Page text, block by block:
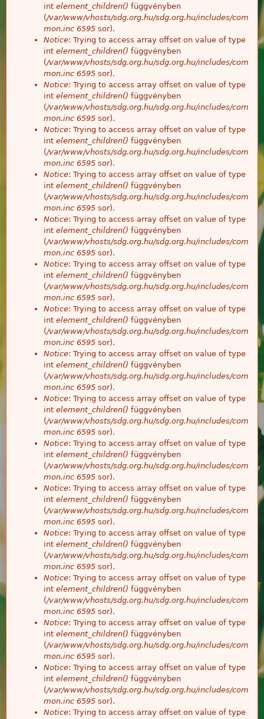
int element_children() függvényben
(/var/www/vhosts/sdg.org.hu/sdg.org.hu/includes/com
mon.inc 6595 sor).
Notice: Trying to access array offset on value of type
int element_children() függvényben
(/var/www/vhosts/sdg.org.hu/sdg.org.hu/includes/com
mon.inc 6595 sor).
Notice: Trying to access array offset on value of type
int element_children() függvényben
(/var/www/vhosts/sdg.org.hu/sdg.org.hu/includes/com
mon.inc 6595 sor).
Notice: Trying to access array offset on value of type
int element_children() függvényben
(/var/www/vhosts/sdg.org.hu/sdg.org.hu/includes/com
mon.inc 6595 sor).
Notice: Trying to access array offset on value of type
int element_children() függvényben
(/var/www/vhosts/sdg.org.hu/sdg.org.hu/includes/com
mon.inc 6595 sor).
Notice: Trying to access array offset on value of type
int element_children() függvényben
(/var/www/vhosts/sdg.org.hu/sdg.org.hu/includes/com
mon.inc 6595 sor).
Notice: Trying to access array offset on value of type
int element_children() függvényben
(/var/www/vhosts/sdg.org.hu/sdg.org.hu/includes/com
mon.inc 6595 sor).
Notice: Trying to access array offset on value of type
int element_children() függvényben
(/var/www/vhosts/sdg.org.hu/sdg.org.hu/includes/com
mon.inc 6595 sor).
Notice: Trying to access array offset on value of type
int element_children() függvényben
(/var/www/vhosts/sdg.org.hu/sdg.org.hu/includes/com
mon.inc 6595 sor).
Notice: Trying to access array offset on value of type
int element_children() függvényben
(/var/www/vhosts/sdg.org.hu/sdg.org.hu/includes/com
mon.inc 6595 sor).
Notice: Trying to access array offset on value of type
int element_children() függvényben
(/var/www/vhosts/sdg.org.hu/sdg.org.hu/includes/com
mon.inc 6595 sor).
Notice: Trying to access array offset on value of type
int element_children() függvényben
(/var/www/vhosts/sdg.org.hu/sdg.org.hu/includes/com
mon.inc 6595 sor).
Notice: Trying to access array offset on value of type
int element_children() függvényben
(/var/www/vhosts/sdg.org.hu/sdg.org.hu/includes/com
mon.inc 6595 sor).
Notice: Trying to access array offset on value of type
int element_children() függvényben
(/var/www/vhosts/sdg.org.hu/sdg.org.hu/includes/com
mon.inc 6595 sor).
Notice: Trying to access array offset on value of type
int element_children() függvényben
(/var/www/vhosts/sdg.org.hu/sdg.org.hu/includes/com
mon.inc 6595 sor).
Notice: Trying to access array offset on value of type
int element_children() függvényben
(/var/www/vhosts/sdg.org.hu/sdg.org.hu/includes/com
mon.inc 6595 sor).
Notice: Trying to access array offset on value of type